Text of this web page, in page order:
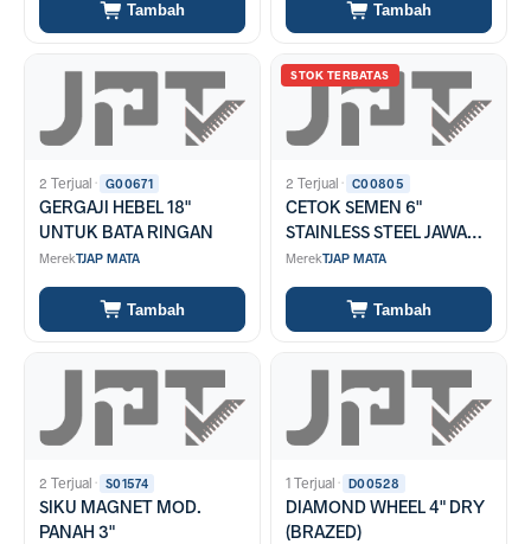
Tambah Tambah
2 Terjual· G00671
GERGAJI HEBEL 18"
UNTUK BATA RINGAN
MerekTJAP MATA
Tambah
STOK TERBATAS
2 Terjual· C00805
CETOK SEMEN 6"
STAINLESS STEEL JAWA
(SENDOK SEMEN)
MerekTJAP MATA
Tambah
2 Terjual· S01574
SIKU MAGNET MOD.
PANAH 3"
1 Terjual· D00528
DIAMOND WHEEL 4" DRY
(BRAZED)